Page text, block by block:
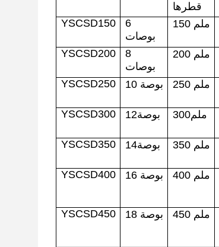
قطرها
YSCSD150
6
بوصات
150 ملم
YSCSD200
8
بوصات
200 ملم
YSCSD250 10 بوصة 250 ملم
YSCSD300 12بوصة 300ملم
YSCSD350 14بوصة 350 ملم
YSCSD400 16 بوصة 400 ملم
YSCSD450 18 بوصة 450 ملم